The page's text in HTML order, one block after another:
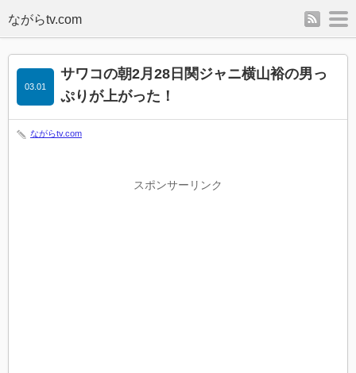
rss
サワコの朝2月28日関ジャニ横山裕の男っ
ぷりが上がった！
03.01
ながらtv.com
スポンサーリンク